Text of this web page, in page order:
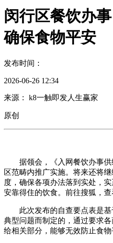
闵行区餐饮办
确保食物平安
发布时间：
2026-06-26 12:34
来源： k8一触即发人生赢家
原创
据领会，《入网餐饮办事供
区范畴内推广实施。将来还将
度，确保各项办法落到实处，
安靠得住的饮食。前往搜狐，查
此次发布的自查要点表是基
典型问题而制定的，通过要求
给相关部分，能够无效防止食物